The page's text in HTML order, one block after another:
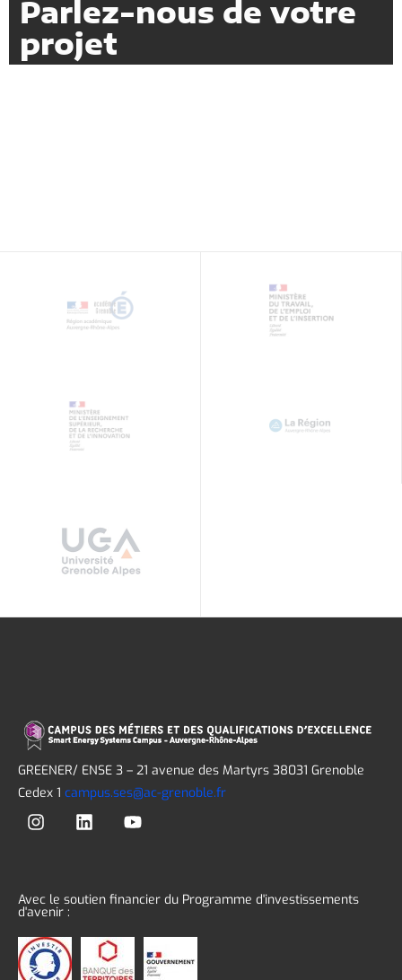
Parlez-nous de votre
projet
GREENER/ ENSE 3 – 21 avenue des Martyrs 38031 Grenoble
Cedex 1 campus.ses@ac-grenoble.fr
Avec le soutien financier du Programme d'investissements
d'avenir :